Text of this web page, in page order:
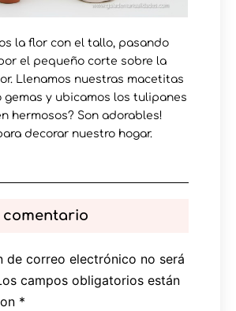
la flor con el tallo, pasando
el pequeño corte sobre la
Llenamos nuestras macetitas
gemas y ubicamos los tulipanes
hermosos? Son adorables!
decorar nuestro hogar.
comentario
de correo electrónico no será
campos obligatorios están
*